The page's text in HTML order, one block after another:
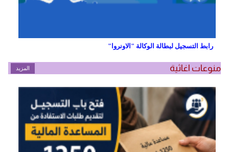
رابط التسجيل لبطالة الوكالة "الاونروا"
منوعات اغاثية المزيد